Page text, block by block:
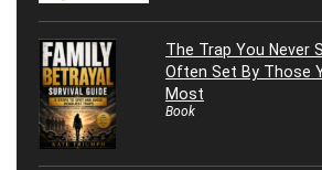
The Trap You Never
Often Set By Those
Most
Book